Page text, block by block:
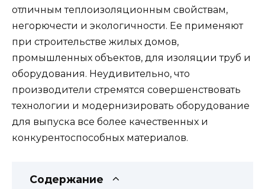
отличным теплоизоляционным свойствам,
негорючести и экологичности. Ее применяют
при строительстве жилых домов,
промышленных объектов, для изоляции труб и
оборудования. Неудивительно, что
производители стремятся совершенствовать
технологии и модернизировать оборудование
для выпуска все более качественных и
конкурентоспособных материалов.
Содержание